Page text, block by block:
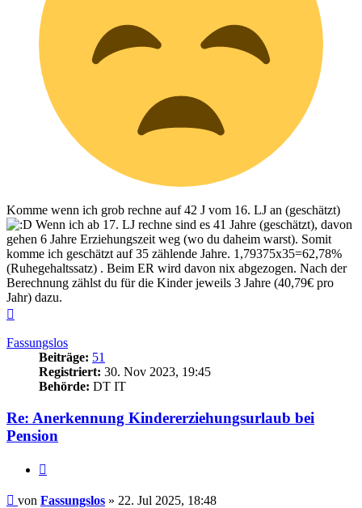
Komme wenn ich grob rechne auf 42 J vom 16. LJ an (geschätzt)
Wenn ich ab 17. LJ rechne sind es 41 Jahre (geschätzt), davon
gehen 6 Jahre Erziehungszeit weg (wo du daheim warst). Somit
komme ich geschätzt auf 35 zählende Jahre. 1,79375x35=62,78%
(Ruhegehaltssatz) . Beim ER wird davon nix abgezogen. Nach der
Berechnung zählst du für die Kinder jeweils 3 Jahre (40,79€ pro
Jahr) dazu.
Fassungslos
Beiträge: 51
Registriert: 30. Nov 2023, 19:45
Behörde: DT IT
Re: Anerkennung Kindererziehungsurlaub bei
Pension
Beitrag
von Fassungslos » 22. Jul 2025, 18:48